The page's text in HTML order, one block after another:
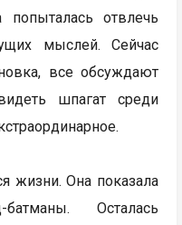
отвлечь
мыслей. Сейчас
все обсуждают
шпагат среди
жизни. Она показала
Осталась